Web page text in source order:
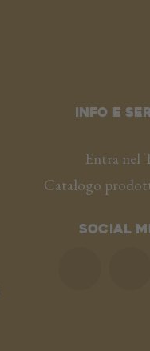
Info e
Entra nel
Catalogo
SOCIAL